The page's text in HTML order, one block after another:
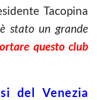
Tacopina
stato un grande
questo club
del Venezia